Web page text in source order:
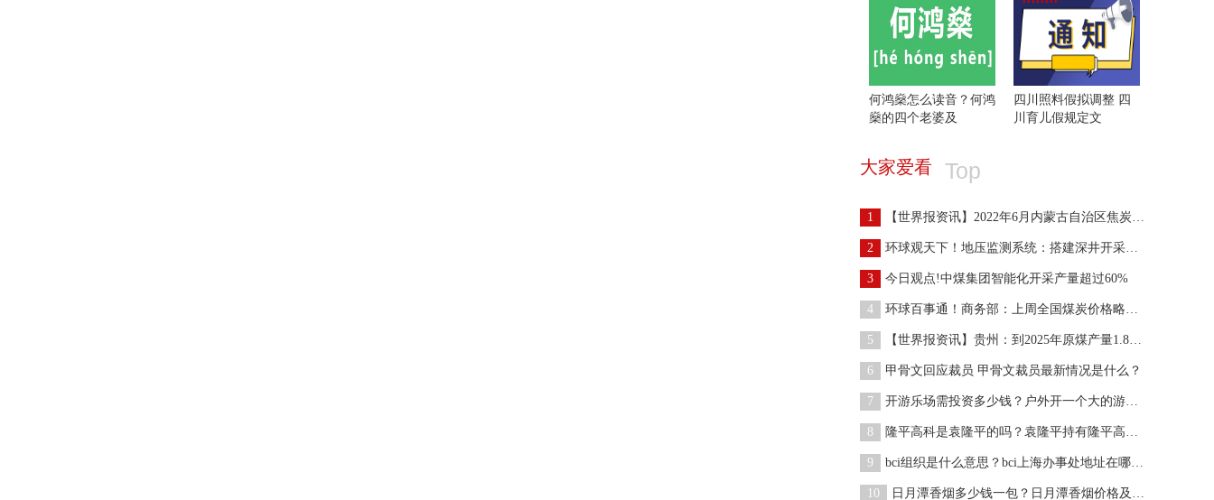
何鸿燊怎么读音？何鸿
燊的四个老婆及
四川照料假拟调整 四
川育儿假规定文
大家爱看 Top
1 【世界报资讯】2022年6月内蒙古自治区焦炭月度平均
2 环球观天下！地压监测系统：搭建深井开采安全生产“
3 今日观点!中煤集团智能化开采产量超过60%
4 环球百事通！商务部：上周全国煤炭价格略有下降
5 【世界报资讯】贵州：到2025年原煤产量1.8亿吨 力
6 甲骨文回应裁员 甲骨文裁员最新情况是什么？
7 开游乐场需投资多少钱？户外开一个大的游乐场需要多
8 隆平高科是袁隆平的吗？袁隆平持有隆平高科多少股份
9 bci组织是什么意思？bci上海办事处地址在哪？bci的
10 日月潭香烟多少钱一包？日月潭香烟价格及图片大全